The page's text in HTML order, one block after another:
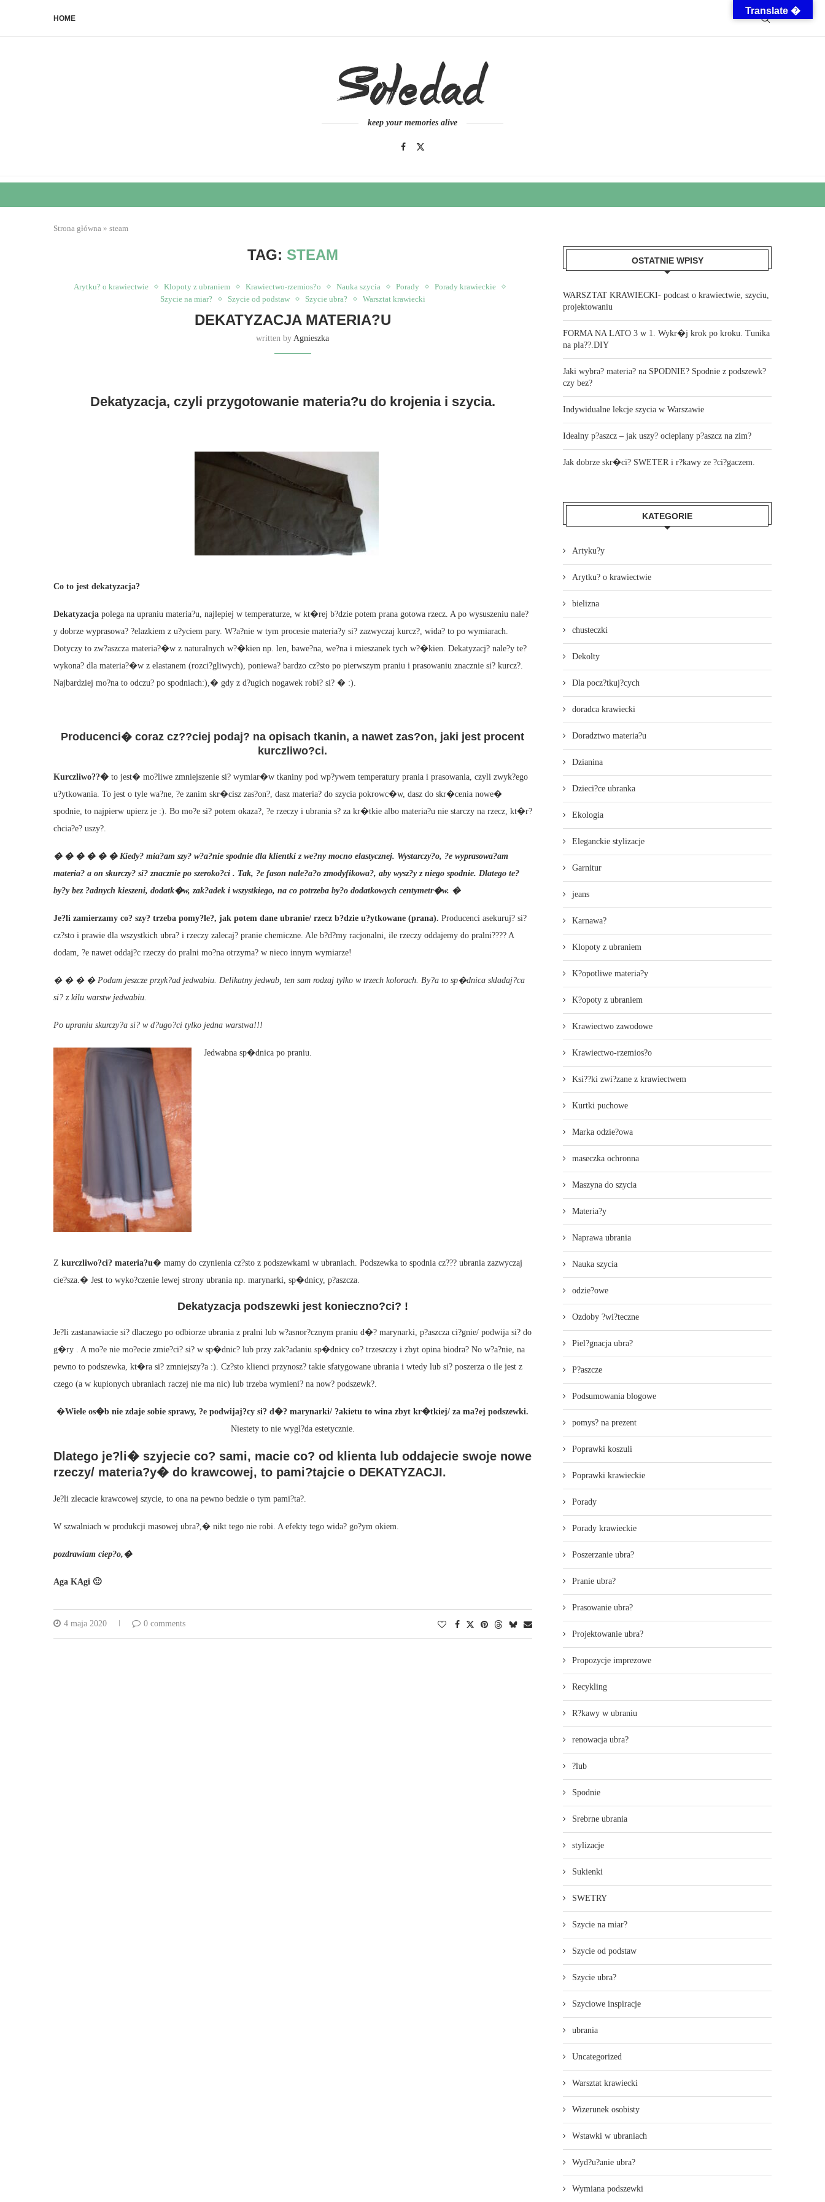
HOME
keep your memories alive
Strona główna » steam
TAG: STEAM
Arytku? o krawiectwie Klopoty z ubraniem Krawiectwo-rzemios?o Nauka szycia Porady
Porady krawieckie
Szycie na miar?
Szycie od podstaw Szycie ubra? Warsztat krawiecki
DEKATYZACJA MATERIA?U
written byAgnieszka
Dekatyzacja, czyli przygotowanie materia?u do krojenia i szycia.
Co to jest dekatyzacja?
Dekatyzacja polega na upraniu materia?u, najlepiej w temperaturze, w kt�rej b?dzie potem prana gotowa rzecz. A po wysuszeniu nale?
y dobrze wyprasowa? ?elazkiem z u?yciem pary. W?a?nie w tym procesie materia?y si? zazwyczaj kurcz?, wida? to po wymiarach.
Dotyczy to zw?aszcza materia?�w z naturalnych w?�kien np. len, bawe?na, we?na i mieszanek tych w?�kien. Dekatyzacj? nale?y te?
wykona? dla materia?�w z elastanem (rozci?gliwych), poniewa? bardzo cz?sto po pierwszym praniu i prasowaniu znacznie si? kurcz?.
Najbardziej mo?na to odczu? po spodniach:),� gdy z d?ugich nogawek robi? si? � :).
Producenci� coraz cz??ciej podaj? na opisach tkanin, a nawet zas?on, jaki jest procent
kurczliwo?ci.
Kurczliwo??� to jest� mo?liwe zmniejszenie si? wymiar�w tkaniny pod wp?ywem temperatury prania i prasowania, czyli zwyk?ego
u?ytkowania. To jest o tyle wa?ne, ?e zanim skr�cisz zas?on?, dasz materia? do szycia pokrowc�w, dasz do skr�cenia nowe�
spodnie, to najpierw upierz je :). Bo mo?e si? potem okaza?, ?e rzeczy i ubrania s? za kr�tkie albo materia?u nie starczy na rzecz, kt�r?
chcia?e? uszy?.
� � � � � � Kiedy? mia?am szy? w?a?nie spodnie dla klientki z we?ny mocno elastycznej. Wystarczy?o, ?e wyprasowa?am
materia? a on skurczy? si? znacznie po szeroko?ci . Tak, ?e fason nale?a?o zmodyfikowa?, aby wysz?y z niego spodnie. Dlatego te?
by?y bez ?adnych kieszeni, dodatk�w, zak?adek i wszystkiego, na co potrzeba by?o dodatkowych centymetr�w. �
Je?li zamierzamy co? szy? trzeba pomy?le?, jak potem dane ubranie/ rzecz b?dzie u?ytkowane (prana). Producenci asekuruj? si?
cz?sto i prawie dla wszystkich ubra? i rzeczy zalecaj? pranie chemiczne. Ale b?d?my racjonalni, ile rzeczy oddajemy do pralni???? A
dodam, ?e nawet oddaj?c rzeczy do pralni mo?na otrzyma? w nieco innym wymiarze!
� � � � Podam jeszcze przyk?ad jedwabiu. Delikatny jedwab, ten sam rodzaj tylko w trzech kolorach. By?a to sp�dnica skladaj?ca
si? z kilu warstw jedwabiu.
Po upraniu skurczy?a si? w d?ugo?ci tylko jedna warstwa!!!
Jedwabna sp�dnica po praniu.
Z kurczliwo?ci? materia?u� mamy do czynienia cz?sto z podszewkami w ubraniach. Podszewka to spodnia cz??? ubrania zazwyczaj
cie?sza.� Jest to wyko?czenie lewej strony ubrania np. marynarki, sp�dnicy, p?aszcza.
Dekatyzacja podszewki jest konieczno?ci? !
Je?li zastanawiacie si? dlaczego po odbiorze ubrania z pralni lub w?asnor?cznym praniu d�? marynarki, p?aszcza ci?gnie/ podwija si? do
g�ry . A mo?e nie mo?ecie zmie?ci? si? w sp�dnic? lub przy zak?adaniu sp�dnicy co? trzeszczy i zbyt opina biodra? No w?a?nie, na
pewno to podszewka, kt�ra si? zmniejszy?a :). Cz?sto klienci przynosz? takie sfatygowane ubrania i wtedy lub si? poszerza o ile jest z
czego (a w kupionych ubraniach raczej nie ma nic) lub trzeba wymieni? na now? podszewk?.
�Wiele os�b nie zdaje sobie sprawy, ?e podwijaj?cy si? d�? marynarki/ ?akietu to wina zbyt kr�tkiej/ za ma?ej podszewki.
Niestety to nie wygl?da estetycznie.
Dlatego je?li� szyjecie co? sami, macie co? od klienta lub oddajecie swoje nowe
rzeczy/ materia?y� do krawcowej, to pami?tajcie o DEKATYZACJI.
Je?li zlecacie krawcowej szycie, to ona na pewno bedzie o tym pami?ta?.
W szwalniach w produkcji masowej ubra?,� nikt tego nie robi. A efekty tego wida? go?ym okiem.
pozdrawiam ciep?o,�
Aga KAgi 🙂
4 maja 2020 0 comments
OSTATNIE WPISY
WARSZTAT KRAWIECKI- podcast o krawiectwie, szyciu,
projektowaniu
FORMA NA LATO 3 w 1. Wykr�j krok po kroku. Tunika
na pla??.DIY
Jaki wybra? materia? na SPODNIE? Spodnie z podszewk?
czy bez?
Indywidualne lekcje szycia w Warszawie
Idealny p?aszcz – jak uszy? ocieplany p?aszcz na zim?
Jak dobrze skr�ci? SWETER i r?kawy ze ?ci?gaczem.
KATEGORIE
Artyku?y
Arytku? o krawiectwie
bielizna
chusteczki
Dekolty
Dla pocz?tkuj?cych
doradca krawiecki
Doradztwo materia?u
Dzianina
Dzieci?ce ubranka
Ekologia
Eleganckie stylizacje
Garnitur
jeans
Karnawa?
Klopoty z ubraniem
K?opotliwe materia?y
K?opoty z ubraniem
Krawiectwo zawodowe
Krawiectwo-rzemios?o
Ksi??ki zwi?zane z krawiectwem
Kurtki puchowe
Marka odzie?owa
maseczka ochronna
Maszyna do szycia
Materia?y
Naprawa ubrania
Nauka szycia
odzie?owe
Ozdoby ?wi?teczne
Piel?gnacja ubra?
P?aszcze
Podsumowania blogowe
pomys? na prezent
Poprawki koszuli
Poprawki krawieckie
Porady
Porady krawieckie
Poszerzanie ubra?
Pranie ubra?
Prasowanie ubra?
Projektowanie ubra?
Propozycje imprezowe
Recykling
R?kawy w ubraniu
renowacja ubra?
?lub
Spodnie
Srebrne ubrania
stylizacje
Sukienki
SWETRY
Szycie na miar?
Szycie od podstaw
Szycie ubra?
Szyciowe inspiracje
ubrania
Uncategorized
Warsztat krawiecki
Wizerunek osobisty
Wstawki w ubraniach
Wyd?u?anie ubra?
Wymiana podszewki
Translate �